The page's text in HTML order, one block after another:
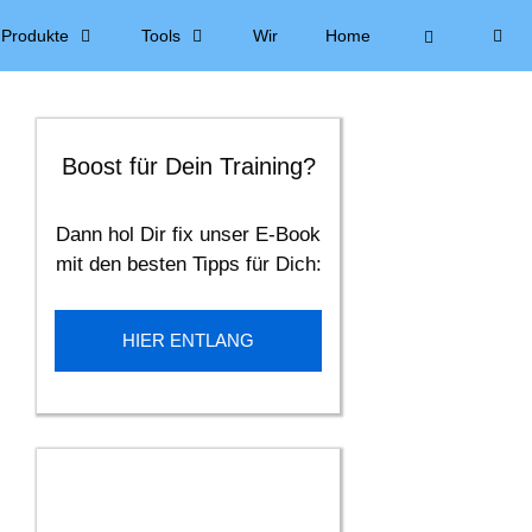
Produkte Tools Wir Home
Boost für Dein Training?
Dann hol Dir fix unser E-Book
mit den besten Tipps für Dich:
HIER ENTLANG